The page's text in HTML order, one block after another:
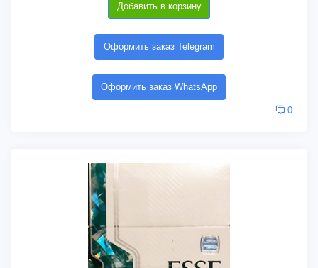
Добавить в корзину
Оформить заказ Telegram
Оформить заказ WhatsApp
0